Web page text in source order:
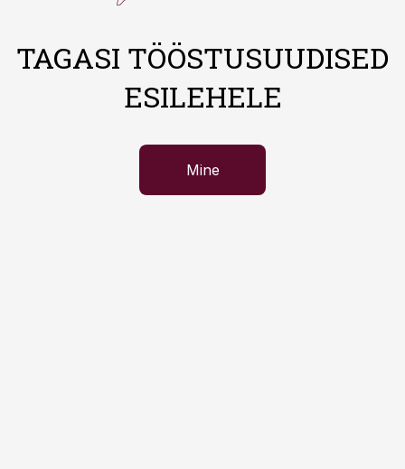
TAGASI TÖÖSTUSUUDISED
ESILEHELE
Mine